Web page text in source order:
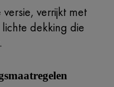
verrijkt met
dekking die